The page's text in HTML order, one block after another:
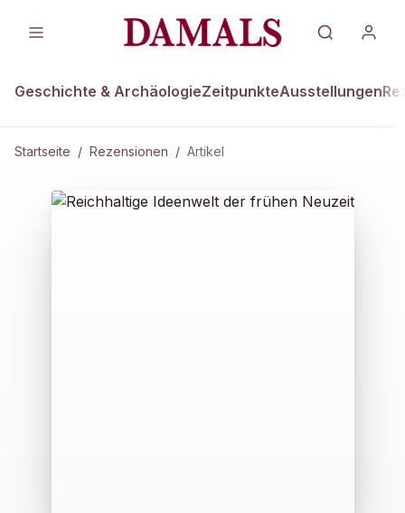
Geschichte & ArchäologieZeitpunkteAusstellungen
Startseite / Rezensionen / Artikel